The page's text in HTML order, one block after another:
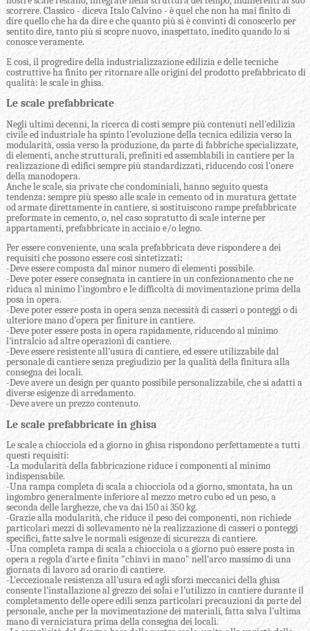
scorrere. Classico - diceva Italo Calvino - è quel che non ha mai finito di
dire quello che ha da dire e che quanto più si è convinti di conoscerlo per
sentito dire, tanto più si scopre nuovo, inaspettato, inedito quando lo si
conosce veramente.
E così, il progredire della industrializzazione edilizia e delle tecniche
costruttive ha finito per ritornare alle origini del prodotto prefabbricato di
qualità: le scale in ghisa.
Le scale prefabbricate
Negli ultimi decenni, la ricerca di costi sempre più contenuti nell'edilizia
civile ed industriale ha spinto l'evoluzione della tecnica edilizia verso la
modularità, ossia verso la produzione, da parte di fabbriche specializzate,
di elementi, anche strutturali, prefiniti ed assemblabili in cantiere per la
realizzazione di edifici sempre più standardizzati, riducendo così l'onere
della manodopera.
Anche le scale, sia private che condominiali, hanno seguito questa
tendenza: sempre più spesso alle scale in cemento od in muratura gettate
od armate direttamente in cantiere, si sostituiscono rampe prefabbricate
preformate in cemento, o, nel caso sopratutto di scale interne per
appartamenti, prefabbricate in acciaio e/o legno.
Per essere conveniente, una scala prefabbricata deve rispondere a dei
requisiti che possono essere così sintetizzati:
-Deve essere composta dal minor numero di elementi possibile.
-Deve poter essere consegnata in cantiere in un confezionamento che ne
riduca al minimo l'ingombro e le difficoltà di movimentazione prima della
posa in opera.
-Deve poter essere posta in opera senza necessità di casseri o ponteggi o di
ulteriore mano d'opera per finiture in cantiere.
-Deve poter essere posta in opera rapidamente, riducendo al minimo
l'intralcio ad altre operazioni di cantiere.
-Deve essere resistente all'usura di cantiere, ed essere utilizzabile dal
personale di cantiere senza pregiudizio per la qualità della finitura alla
consegna dei locali.
-Deve avere un design per quanto possibile personalizzabile, che si adatti a
diverse esigenze di arredamento.
-Deve avere un prezzo contenuto.
Le scale prefabbricate in ghisa
Le scale a chiocciola ed a giorno in ghisa rispondono perfettamente a tutti
questi requisiti:
-La modularità della fabbricazione riduce i componenti al minimo
indispensabile.
-Una rampa completa di scala a chiocciola od a giorno, smontata, ha un
ingombro generalmente inferiore al mezzo metro cubo ed un peso, a
seconda delle larghezze, che va dai 150 ai 350 kg.
-Grazie alla modularità, che riduce il peso dei componenti, non richiede
particolari mezzi di sollevamento nè la realizzazione di casseri o ponteggi
specifici, fatte salve le normali esigenze di sicurezza di cantiere.
-Una completa rampa di scala a chiocciola o a giorno può essere posta in
opera a regola d'arte e finita "chiavi in mano" nell'arco massimo di una
giornata di lavoro ad orario di cantiere.
-L'eccezionale resistenza all'usura ed agli sforzi meccanici della ghisa
consente l'installazione al grezzo dei solai e l'utilizzo in cantiere durante il
completamento delle opere edili senza particolari precauzioni da parte del
personale, anche per la movimentazione dei materiali, fatta salva l'ultima
mano di verniciatura prima della consegna dei locali.